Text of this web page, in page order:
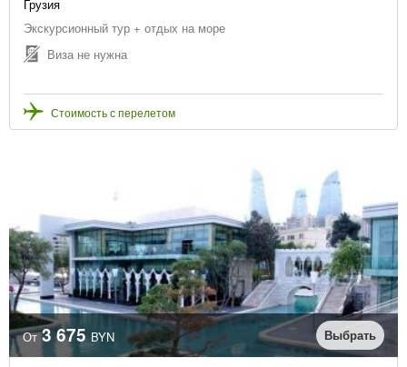
Грузия
Экскурсионный тур + отдых на море
Виза не нужна
Стоимость с перелетом
От 3 675 BYN Выбрать